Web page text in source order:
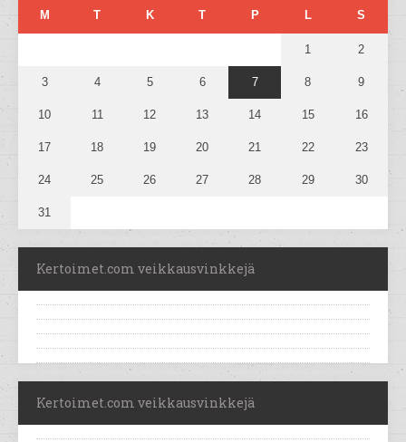
M T K T P L S
1 2
3 4 5 6 7 8 9
10 11 12 13 14 15 16
17 18 19 20 21 22 23
24 25 26 27 28 29 30
31
Kertoimet.com veikkausvinkkejä
Kertoimet.com veikkausvinkkejä